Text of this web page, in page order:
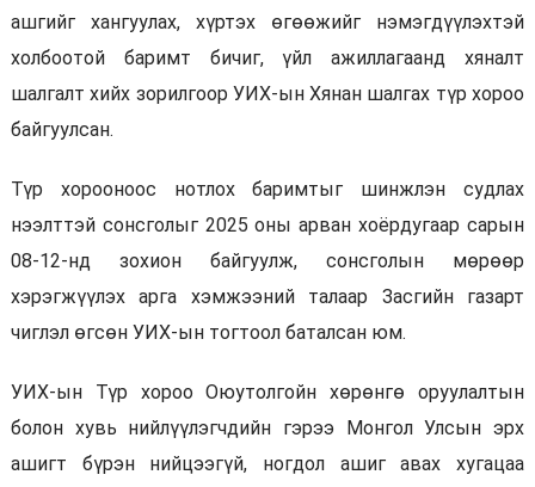
ашгийг хангуулах, хүртэх өгөөжийг нэмэгдүүлэхтэй
холбоотой баримт бичиг, үйл ажиллагаанд хяналт
шалгалт хийх зорилгоор УИХ-ын Хянан шалгах түр хороо
байгуулсан.
Түр хорооноос нотлох баримтыг шинжлэн судлах
нээлттэй сонсголыг 2025 оны арван хоёрдугаар сарын
08-12-нд зохион байгуулж, сонсголын мөрөөр
хэрэгжүүлэх арга хэмжээний талаар Засгийн газарт
чиглэл өгсөн УИХ-ын тогтоол баталсан юм.
УИХ-ын Түр хороо Оюутолгойн хөрөнгө оруулалтын
болон хувь нийлүүлэгчдийн гэрээ Монгол Улсын эрх
ашигт бүрэн нийцээгүй, ногдол ашиг авах хугацаа